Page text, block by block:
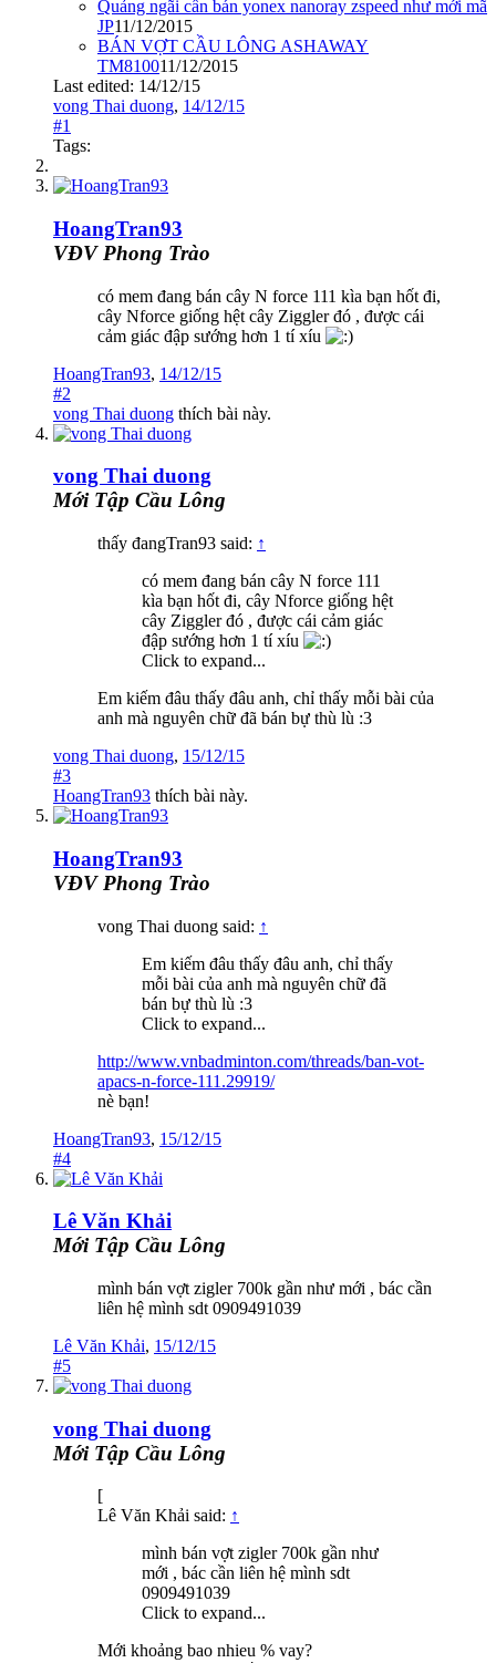
Quảng ngãi cần bán yonex nanoray zspeed như mới mã
JP11/12/2015
BÁN VỢT CẦU LÔNG ASHAWAY
TM810011/12/2015
Last edited: 14/12/15
vong Thai duong, 14/12/15
#1
Tags:
HoangTran93
VĐV Phong Trào
có mem đang bán cây N force 111 kìa bạn hốt đi,
cây Nforce giống hệt cây Ziggler đó , được cái
cảm giác đập sướng hơn 1 tí xíu
HoangTran93, 14/12/15
#2
vong Thai duong thích bài này.
vong Thai duong
Mới Tập Cầu Lông
thấy đangTran93 said: ↑
có mem đang bán cây N force 111
kìa bạn hốt đi, cây Nforce giống hệt
cây Ziggler đó , được cái cảm giác
đập sướng hơn 1 tí xíu
Click to expand...
Em kiếm đâu thấy đâu anh, chỉ thấy mỗi bài của
anh mà nguyên chữ đã bán bự thù lù :3
vong Thai duong, 15/12/15
#3
HoangTran93 thích bài này.
HoangTran93
VĐV Phong Trào
vong Thai duong said: ↑
Em kiếm đâu thấy đâu anh, chỉ thấy
mỗi bài của anh mà nguyên chữ đã
bán bự thù lù :3
Click to expand...
http://www.vnbadminton.com/threads/ban-vot-
apacs-n-force-111.29919/
nè bạn!
HoangTran93, 15/12/15
#4
Lê Văn Khải
Mới Tập Cầu Lông
mình bán vợt zigler 700k gần như mới , bác cần
liên hệ mình sdt 0909491039
Lê Văn Khải, 15/12/15
#5
vong Thai duong
Mới Tập Cầu Lông
[
Lê Văn Khải said: ↑
mình bán vợt zigler 700k gần như
mới , bác cần liên hệ mình sdt
0909491039
Click to expand...
Mới khoảng bao nhieu % vay?